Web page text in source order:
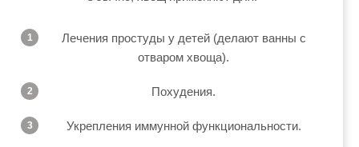
Лечения простуды у детей (делают ванны с
отваром хвоща).
Похудения.
Укрепления иммунной функциональности.